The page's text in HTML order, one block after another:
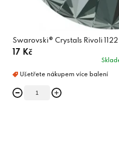
Swarovski® Crystals Rivoli
17 Kč